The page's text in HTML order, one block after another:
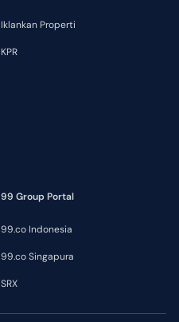
Iklankan Properti
KPR
99 Group Portal
99.co Indonesia
99.co Singapura
SRX